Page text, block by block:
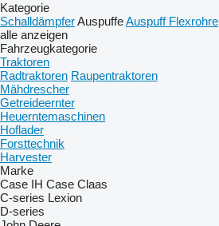
Kategorie
SchalldämpferAuspuffeAuspuff Flexrohre
alle anzeigen
Fahrzeugkategorie
Traktoren
Radtraktoren Raupentraktoren
Mähdrescher
Getreideernter
Heuerntemaschinen
Hoflader
Forsttechnik
Harvester
Marke
Case IH Case Claas
C-series Lexion
D-series